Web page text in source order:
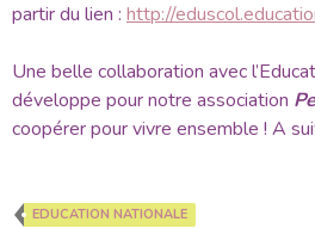
partir du lien : http://
Une belle collaboration avec
développe pour notre association
coopérer pour vivre ensemble ! A
EDUCATION NATIONALE